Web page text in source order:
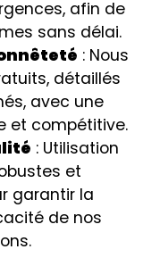
afin de
sans délai.
: Nous
détaillés
avec une
et compétitive.
: Utilisation
et
garantir la
de nos